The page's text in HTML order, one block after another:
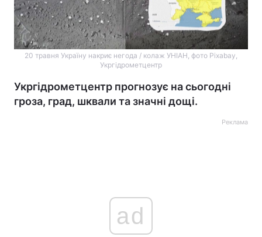
20 травня Україну накриє негода / колаж УНІАН, фото Pixabay,
Укргідрометцентр
Укргідрометцентр прогнозує на сьогодні
гроза, град, шквали та значні дощі.
Реклама
ad